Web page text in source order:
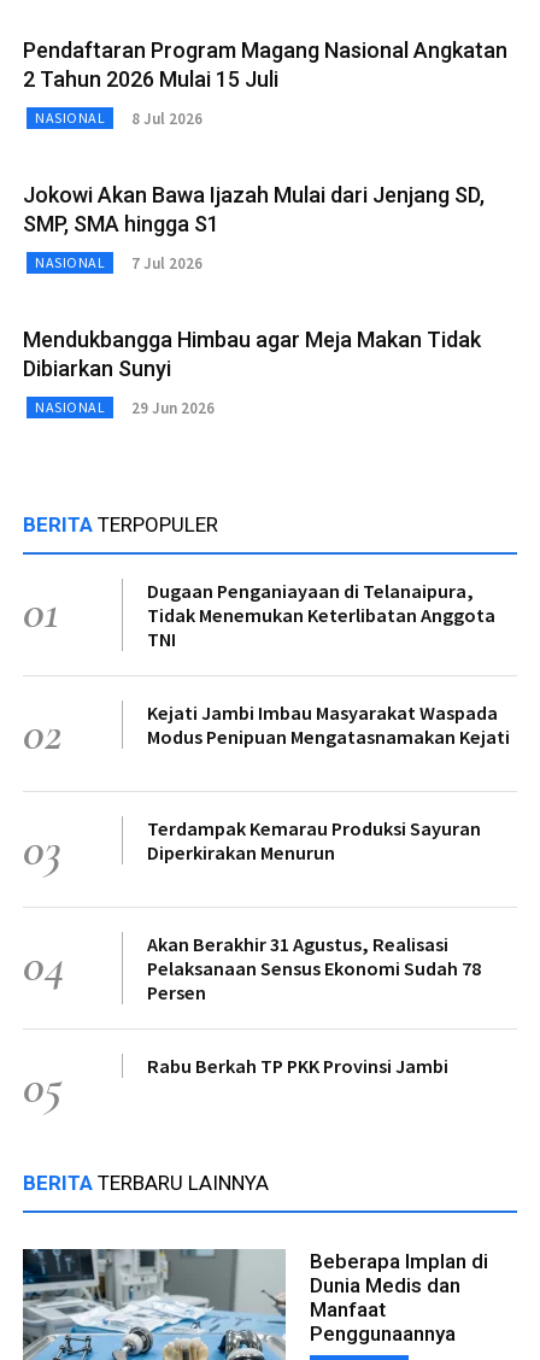
Pendaftaran Program Magang Nasional Angkatan
2 Tahun 2026 Mulai 15 Juli
NASIONAL 8 Jul 2026
Jokowi Akan Bawa Ijazah Mulai dari Jenjang SD,
SMP, SMA hingga S1
NASIONAL 7 Jul 2026
Mendukbangga Himbau agar Meja Makan Tidak
Dibiarkan Sunyi
NASIONAL 29 Jun 2026
BERITA TERPOPULER
01
Dugaan Penganiayaan di Telanaipura,
Tidak Menemukan Keterlibatan Anggota
TNI
02
Kejati Jambi Imbau Masyarakat Waspada
Modus Penipuan Mengatasnamakan Kejati
03
Terdampak Kemarau Produksi Sayuran
Diperkirakan Menurun
04
Akan Berakhir 31 Agustus, Realisasi
Pelaksanaan Sensus Ekonomi Sudah 78
Persen
05 Rabu Berkah TP PKK Provinsi Jambi
BERITA TERBARU LAINNYA
Beberapa Implan di
Dunia Medis dan
Manfaat
Penggunaannya